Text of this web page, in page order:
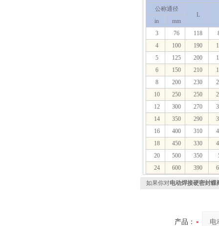
公称通径
L
in
mm
3
76 118
4
100 190
5
125 200
6
150 210
8
200 230
10
250 250
12
300 270
14
350 290
16
400 310
18
450 330
20
500 350
24
600 390
如果你对电动焊接硬密封蝶
产品：